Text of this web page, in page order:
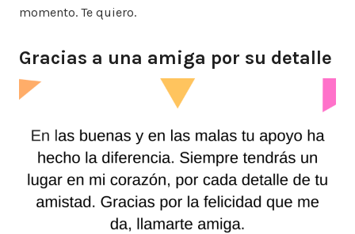
momento. Te quiero.
Gracias a una amiga por su detalle